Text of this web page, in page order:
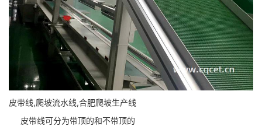
皮带线,爬坡流水线,合肥爬坡生产线
皮带线可分为带顶的和不带顶的